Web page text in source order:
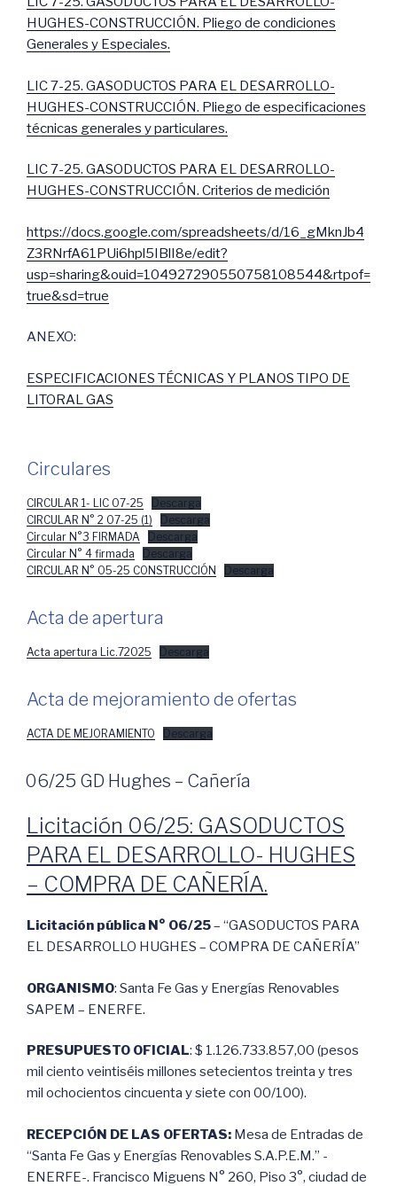
HUGHES-CONSTRUCCIÓN. Pliego de condiciones
Generales y Especiales.
LIC 7-25. GASODUCTOS PARA EL DESARROLLO-
HUGHES-CONSTRUCCIÓN. Pliego de especificaciones
técnicas generales y particulares.
LIC 7-25. GASODUCTOS PARA EL DESARROLLO-
HUGHES-CONSTRUCCIÓN. Criterios de medición
https://docs.google.com/spreadsheets/d/16_gMknJb4
Z3RNrfA61PUi6hpl5IBlI8e/edit?
usp=sharing&ouid=104927290550758108544&rtpof=
true&sd=true
ANEXO:
ESPECIFICACIONES TÉCNICAS Y PLANOS TIPO DE
LITORAL GAS
Circulares
CIRCULAR 1- LIC 07-25
Descarga
CIRCULAR N° 2 07-25 (1)
Descarga
Circular N°3 FIRMADA
Descarga
Circular N° 4 firmada
Descarga
CIRCULAR N° 05-25 CONSTRUCCIÓN
Descarga
Acta de apertura
Acta apertura Lic.72025 Descarga
Acta de mejoramiento de ofertas
ACTA DE MEJORAMIENTO Descarga
06/25 GD Hughes – Cañería
Licitación 06/25: GASODUCTOS
PARA EL DESARROLLO- HUGHES
– COMPRA DE CAÑERÍA.
Licitación pública N° 06/25– “GASODUCTOS PARA
EL DESARROLLO HUGHES – COMPRA DE CAÑERÍA”
ORGANISMO: Santa Fe Gas y Energías Renovables
SAPEM – ENERFE.
PRESUPUESTO OFICIAL: $ 1.126.733.857,00 (pesos
mil ciento veintiséis millones setecientos treinta y tres
mil ochocientos cincuenta y siete con 00/100).
RECEPCIÓN DE LAS OFERTAS: Mesa de Entradas de
“Santa Fe Gas y Energías Renovables S.A.P.E.M.” -
ENERFE-. Francisco Miguens N° 260, Piso 3°, ciudad de